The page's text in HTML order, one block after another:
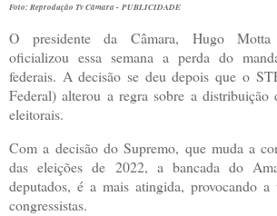
Foto: Reprodução Tv Câmara - PUBLICIDADE
O presidente da Câmara, Hugo Motta
oficializou essa semana a perda do
federais. A decisão se deu depois que o
Federal) alterou a regra sobre a distribuição
eleitorais.
Com a decisão do Supremo, que muda a
das eleições de 2022, a bancada do
deputados, é a mais atingida, provocando
congressistas.